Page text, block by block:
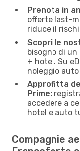
Prenota in
offerte last-
riduce il
Scopri le
bisogno di
+ hotel. Su
noleggio auto
Approfitta
Prime:
accedere a
hotel e auto
Compagnie